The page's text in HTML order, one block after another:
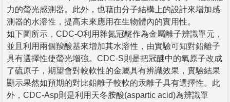
力的螢光感測器。此外，也藉由分子結構上的設計來增加感
測器的水溶性，提高未來應用在生物體內的實用性。
如下圖所示，CDC-O利用雜氮冠醚作為金屬離子辨識單元，
並且利用兩個羧酸基來增加其水溶性，由實驗可知對鉛離子
具有選擇性使螢光增強。CDC-S則是把冠醚中的氧原子改成
了硫原子，期望會對較軟性的金屬具有辨識效果，實驗結果
顯示果然如預期的對比鉛離子較軟的汞離子具有選擇性。此
外，CDC-Asp則是利用天冬胺酸(aspartic acid)為辨識單